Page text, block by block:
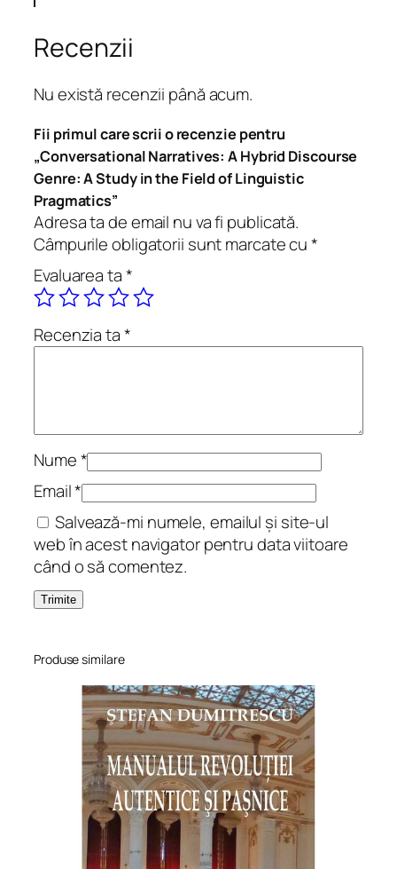
n
v
e
r
s
a
t
i
o
n
l
N
a
r
i
v
e
s
A
H
y
b
i
Recenzii
Nu există recenzii până acum.
Fii primul care scrii o recenzie pentru
„Conversational Narratives: A Hybrid Discourse
Genre: A Study in the Field of Linguistic
Pragmatics”
Adresa ta de email nu va fi publicată.
Câmpurile obligatorii sunt marcate cu*
Evaluarea ta*
Recenzia ta*
Nume*
Email*
Salvează-mi numele, emailul și site-ul
web în acest navigator pentru data viitoare
când o să comentez.
Produse similare